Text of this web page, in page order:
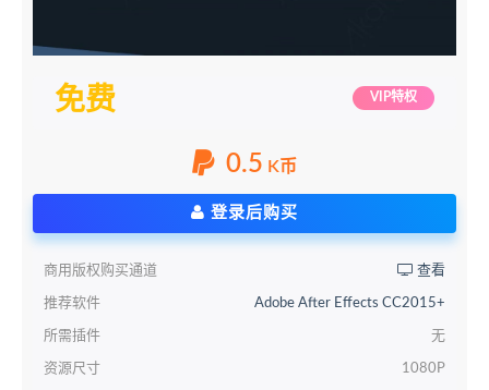
免费 VIP特权
0.5 K币
登录后购买
商用版权购买通道 查看
推荐软件 Adobe After Effects CC2015+
所需插件 无
资源尺寸 1080P